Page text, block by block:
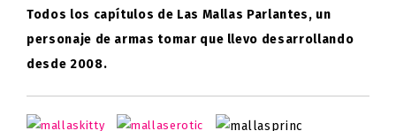
Todos los capítulos de Las Mallas Parlantes, un
personaje de armas tomar que llevo desarrollando
desde 2008.